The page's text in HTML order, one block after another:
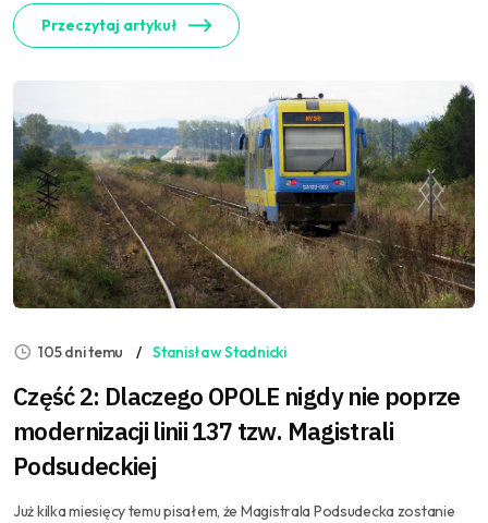
Przeczytaj artykuł
105 dni temu Stanisław Stadnicki
Część 2: Dlaczego OPOLE nigdy nie poprze
modernizacji linii 137 tzw. Magistrali
Podsudeckiej
Już kilka miesięcy temu pisałem, że Magistrala Podsudecka zostanie